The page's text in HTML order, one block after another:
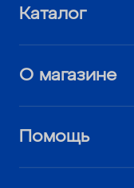
Каталог
О магазине
Помощь